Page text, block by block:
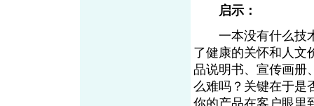
启示：
一本没有什么技术
了健康的关怀和人文
品说明书、宣传画册
么难吗？关键在于是
你的产品在客户眼